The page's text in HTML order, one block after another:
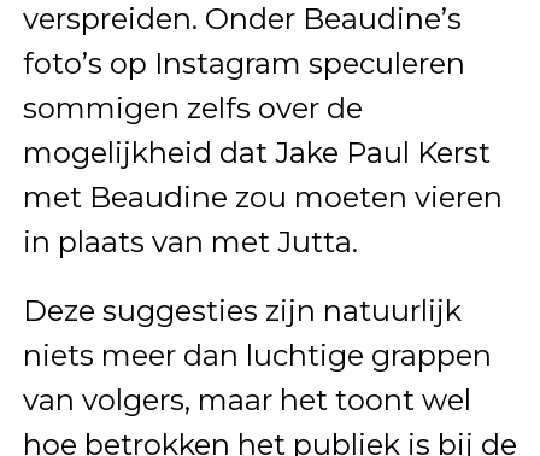
verspreiden. Onder Beaudine’s
foto’s op Instagram speculeren
sommigen zelfs over de
mogelijkheid dat Jake Paul Kerst
met Beaudine zou moeten vieren
in plaats van met Jutta.
Deze suggesties zijn natuurlijk
niets meer dan luchtige grappen
van volgers, maar het toont wel
hoe betrokken het publiek is bij de